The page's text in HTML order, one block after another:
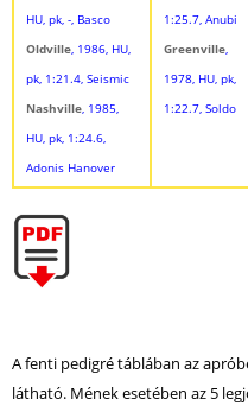
HU, pk, -, Basco
Oldville, 1986, HU,
pk, 1:21.4, Seismic
Nashville, 1985,
HU, pk, 1:24.6,
Adonis Hanover
1:25.7, Anubi
Greenville,
1978, HU, pk,
1:22.7, Soldo
A fenti pedigré táblában az
látható. Mének esetében az 5